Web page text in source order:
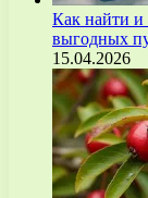
Как найти и
выгодных
15.04.2026